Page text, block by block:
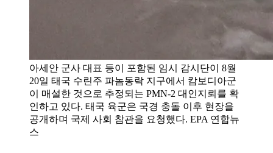
아세안 군사 대표 등이 포함된 임시 감시단이 8월
20일 태국 수린주 파놈동락 지구에서 캄보디아군
이 매설한 것으로 추정되는 PMN-2 대인지뢰를 확
인하고 있다. 태국 육군은 국경 충돌 이후 현장을
공개하며 국제 사회 참관을 요청했다. EPA 연합뉴
스